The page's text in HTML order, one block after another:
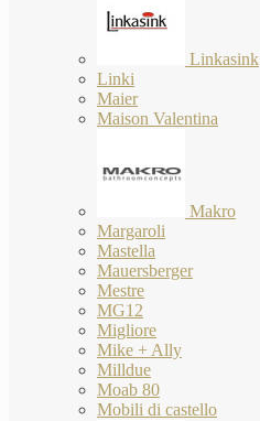
Linkasink
Linki
Maier
Maison Valentina
Makro
Margaroli
Mastella
Mauersberger
Mestre
MG12
Migliore
Mike + Ally
Milldue
Moab 80
Mobili di castello